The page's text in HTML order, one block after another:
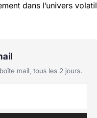
dans l’univers volatil
mail, tous les 2 jours.